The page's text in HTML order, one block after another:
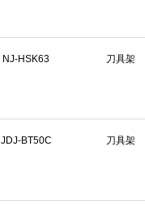
NJ-HSK63 刀具架
JDJ-BT50C 刀具架